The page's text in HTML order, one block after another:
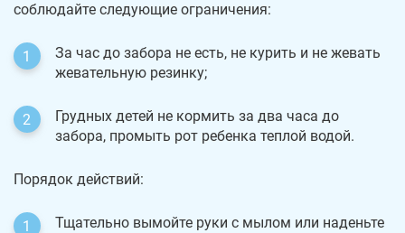
соблюдайте следующие ограничения:
За час до забора не есть, не курить и не жевать
жевательную резинку;
Грудных детей не кормить за два часа до
забора, промыть рот ребенка теплой водой.
Порядок действий:
Тщательно вымойте руки с мылом или наденьте